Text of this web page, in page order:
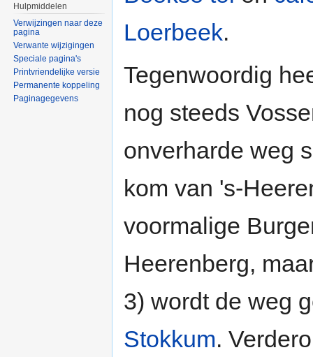
Loerbeek.
Tegenwoordig
nog steeds
onverharde weg
kom van 's-
voormalige
Heerenberg,
3) wordt de weg
Stokkum.
Hulpmiddelen
Verwijzingen naar deze
pagina
Verwante wijzigingen
Speciale pagina's
Printvriendelijke versie
Permanente koppeling
Paginagegevens